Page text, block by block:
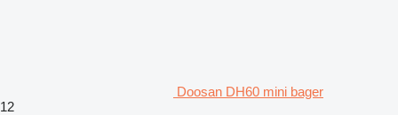
Doosan DH60 mini bager
12